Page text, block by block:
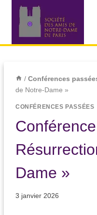
/ Conférences
de Notre-Dame »
CONFÉRENCES PASSÉES
Dame »
3 janvier 2026